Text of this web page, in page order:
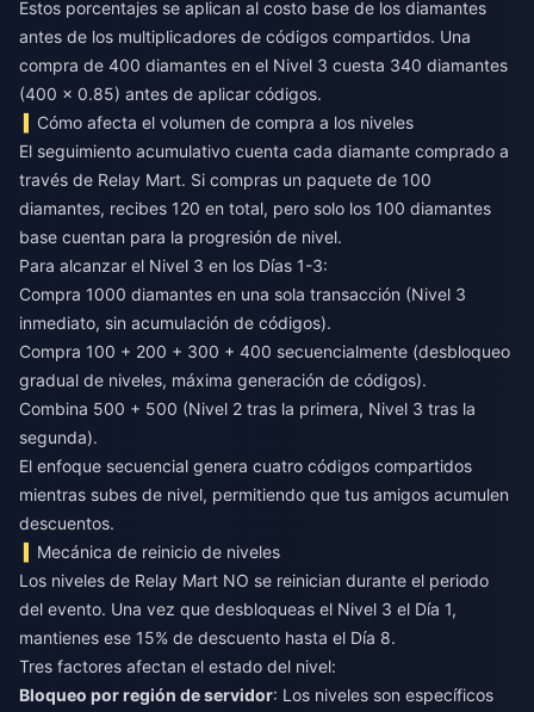
Estos porcentajes se aplican al costo base de los diamantes
antes de los multiplicadores de códigos compartidos. Una
compra de 400 diamantes en el Nivel 3 cuesta 340 diamantes
(400 × 0.85) antes de aplicar códigos.
Cómo afecta el volumen de compra a los niveles
El seguimiento acumulativo cuenta cada diamante comprado a
través de Relay Mart. Si compras un paquete de 100
diamantes, recibes 120 en total, pero solo los 100 diamantes
base cuentan para la progresión de nivel.
Para alcanzar el Nivel 3 en los Días 1-3:
Compra 1000 diamantes en una sola transacción (Nivel 3
inmediato, sin acumulación de códigos).
Compra 100 + 200 + 300 + 400 secuencialmente (desbloqueo
gradual de niveles, máxima generación de códigos).
Combina 500 + 500 (Nivel 2 tras la primera, Nivel 3 tras la
segunda).
El enfoque secuencial genera cuatro códigos compartidos
mientras subes de nivel, permitiendo que tus amigos acumulen
descuentos.
Mecánica de reinicio de niveles
Los niveles de Relay Mart NO se reinician durante el periodo
del evento. Una vez que desbloqueas el Nivel 3 el Día 1,
mantienes ese 15% de descuento hasta el Día 8.
Tres factores afectan el estado del nivel:
Bloqueo por región de servidor: Los niveles son específicos